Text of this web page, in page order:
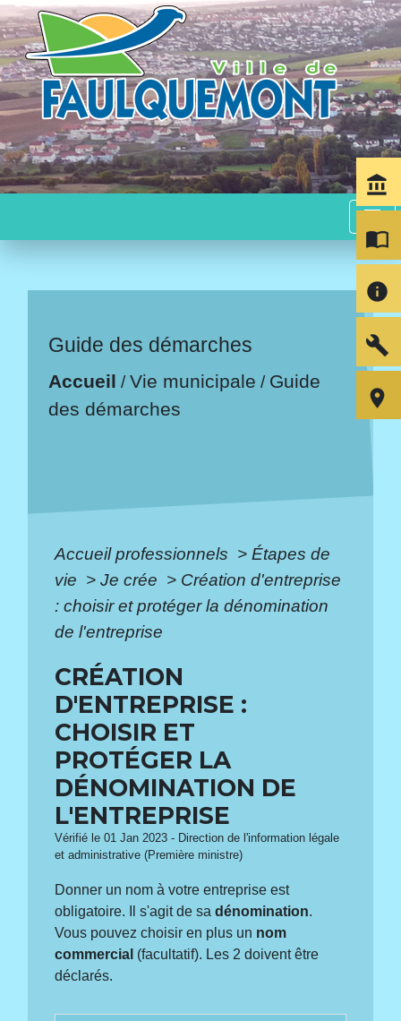
menu
Guide des démarches
Accueil /Vie municipale / Guide
des démarches
Accueil professionnels > Étapes de
vie > Je crée > Création d'entreprise
: choisir et protéger la dénomination
de l'entreprise
CRÉATION
D'ENTREPRISE :
CHOISIR ET
PROTÉGER LA
DÉNOMINATION DE
L'ENTREPRISE
Vérifié le 01 Jan 2023 - Direction de l'information légale
et administrative (Première ministre)
Donner un nom à votre entreprise est
obligatoire. Il s'agit de sadénomination.
Vous pouvez choisir en plus un nom
commercial (facultatif). Les 2 doivent être
déclarés.
account_balance
import_contacts
info
build
room